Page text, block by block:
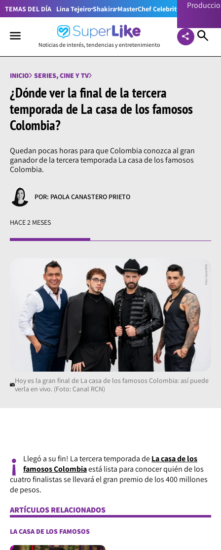
TEMAS DEL DÍA Lina TejeiroShakira MasterChef Celebrity Colombia
Noticias de interés, tendencias y entretenimiento
INICIO SERIES, CINE Y TV
¿Dónde ver la final de la tercera
temporada de La casa de los famosos
Colombia?
Quedan pocas horas para que Colombia conozca al gran
ganador de la tercera temporada La casa de los famosos
Colombia.
POR: PAOLA CANASTERO PRIETO
HACE 2 MESES
Hoy es la gran final de La casa de los famosos Colombia: así puede
verla en vivo. (Foto: Canal RCN)
¡ Llegó a su fin! La tercera temporada deLa casa de los
famosos Colombiaestá lista para conocer quién de los
cuatro finalistas se llevará el gran premio de los 400 millones
de pesos.
ARTÍCULOS RELACIONADOS
LA CASA DE LOS FAMOSOS